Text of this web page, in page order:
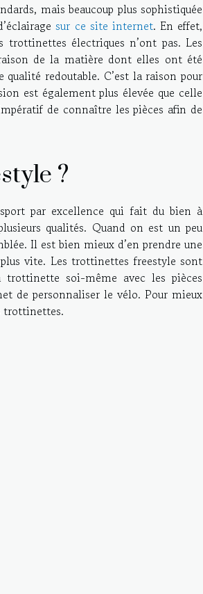
mais beaucoup plus sophistiquée
sur ce site internet. En effet,
électriques n’ont pas. Les
de la matière dont elles ont été
qualité redoutable. C’est la raison pour
est également plus élevée que celle
de connaître les pièces afin de
?
par excellence qui fait du bien à
qualités. Quand on est un peu
Il est bien mieux d’en prendre une
vite. Les trottinettes freestyle sont
trottinette soi-même avec les pièces
de personnaliser le vélo. Pour mieux
trottinettes.